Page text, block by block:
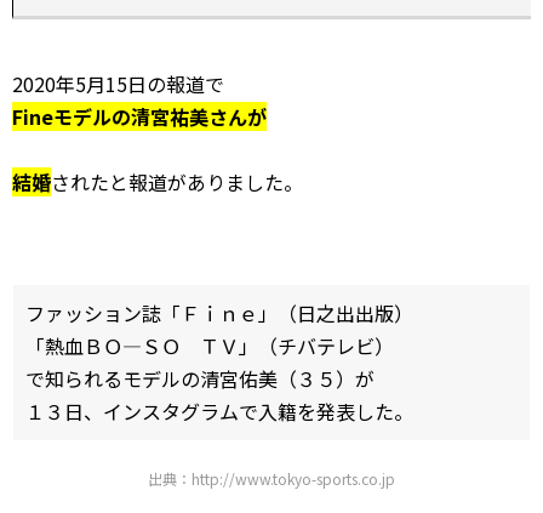
2020年5月15日の報道で
Fineモデルの清宮祐美さんが
結婚されたと報道がありました。
ファッション誌「Ｆｉｎｅ」（日之出出版）
「熱血ＢＯ―ＳＯ ＴＶ」（チバテレビ）
で知られるモデルの清宮佑美（３５）が
１３日、インスタグラムで入籍を発表した。
出典：http://www.tokyo-sports.co.jp